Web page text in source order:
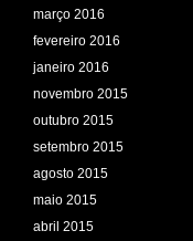
março 2016
fevereiro 2016
janeiro 2016
novembro 2015
outubro 2015
setembro 2015
agosto 2015
maio 2015
abril 2015